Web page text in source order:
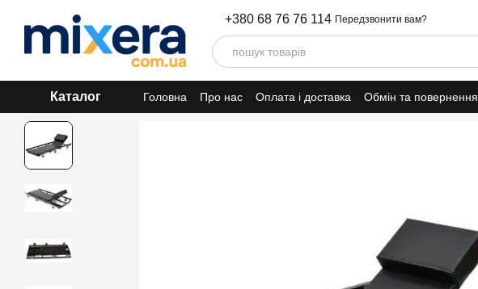
Перейти до основного контенту +380 68 76 76 114 Передзвонити вам?
Каталог Головна Про нас Оплата і доставка Обмін та повернення